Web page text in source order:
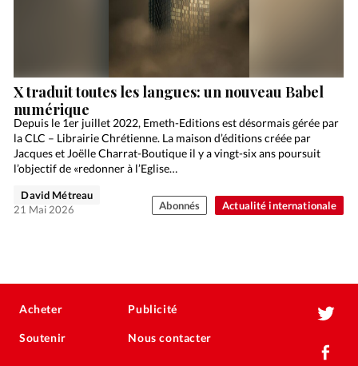
Actualité internationale
X traduit toutes les langues: un nouveau Babel
numérique
Depuis le 1er juillet 2022, Emeth-Editions est désormais gérée par
la CLC – Librairie Chrétienne. La maison d’éditions créée par
Jacques et Joëlle Charrat-Boutique il y a vingt-six ans poursuit
l’objectif de «redonner à l’Eglise…
David Métreau
21 Mai 2026
Abonnés
Acheter
Soutenir
Publicité
Nous contacter